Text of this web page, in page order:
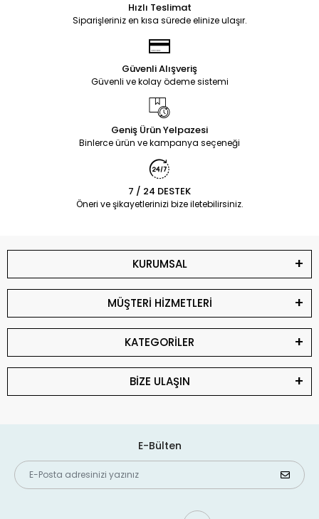
Hızlı Teslimat
Siparişleriniz en kısa sürede elinize ulaşır.
Güvenli Alışveriş
Güvenli ve kolay ödeme sistemi
Geniş Ürün Yelpazesi
Binlerce ürün ve kampanya seçeneği
7 / 24 DESTEK
Öneri ve şikayetlerinizi bize iletebilirsiniz.
KURUMSAL
MÜŞTERİ HİZMETLERİ
KATEGORİLER
BİZE ULAŞIN
E-Bülten